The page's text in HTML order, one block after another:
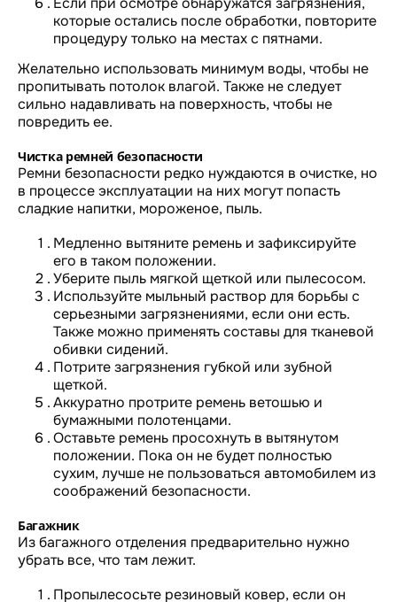
которые остались после обработки, повторите
процедуру только на местах с пятнами.
Желательно использовать минимум воды, чтобы не
пропитывать потолок влагой. Также не следует
сильно надавливать на поверхность, чтобы не
повредить ее.
Чистка ремней безопасности
Ремни безопасности редко нуждаются в очистке, но
в процессе эксплуатации на них могут попасть
сладкие напитки, мороженое, пыль.
Медленно вытяните ремень и зафиксируйте
его в таком положении.
Уберите пыль мягкой щеткой или пылесосом.
Используйте мыльный раствор для борьбы с
серьезными загрязнениями, если они есть.
Также можно применять составы для тканевой
обивки сидений.
Потрите загрязнения губкой или зубной
щеткой.
Аккуратно протрите ремень ветошью и
бумажными полотенцами.
Оставьте ремень просохнуть в вытянутом
положении. Пока он не будет полностью
сухим, лучше не пользоваться автомобилем из
соображений безопасности.
Багажник
Из багажного отделения предварительно нужно
убрать все, что там лежит.
Пропылесосьте резиновый ковер, если он